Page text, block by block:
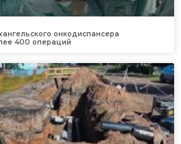
онкодиспансера
400 операций